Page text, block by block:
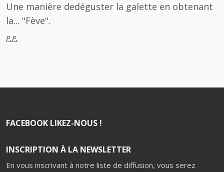
Une manière dedéguster la galette en obtenant
la... "Fève".
P.P.
FACEBOOK LIKEZ-NOUS !
INSCRIPTION À LA NEWSLETTER
En vous inscrivant à notre liste de diffusion, vous serez